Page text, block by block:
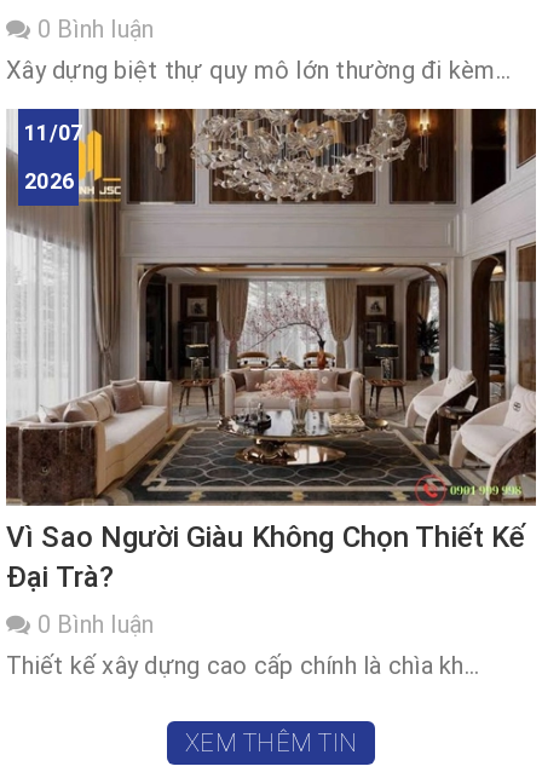
0 Bình luận
Xây dựng biệt thự quy mô lớn thường đi kèm...
11/07
2026
Vì Sao Người Giàu Không Chọn Thiết Kế
Đại Trà?
0 Bình luận
Thiết kế xây dựng cao cấp chính là chìa kh...
XEM THÊM TIN